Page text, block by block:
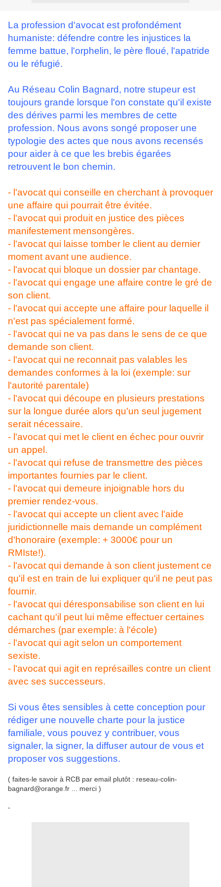
La profession d'avocat est profondément
humaniste: défendre contre les injustices la
femme battue, l'orphelin, le père floué, l'apatride
ou le réfugié.
Au Réseau Colin Bagnard, notre stupeur est
toujours grande lorsque l'on constate qu'il existe
des dérives parmi les membres de cette
profession. Nous avons songé proposer une
typologie des actes que nous avons recensés
pour aider à ce que les brebis égarées
retrouvent le bon chemin.
- l'avocat qui conseille en cherchant à provoquer
une affaire qui pourrait être évitée.
- l'avocat qui produit en justice des pièces
manifestement mensongères.
- l'avocat qui laisse tomber le client au dernier
moment avant une audience.
- l'avocat qui bloque un dossier par chantage.
- l'avocat qui engage une affaire contre le gré de
son client.
- l'avocat qui accepte une affaire pour laquelle il
n'est pas spécialement formé.
- l'avocat qui ne va pas dans le sens de ce que
demande son client.
- l'avocat qui ne reconnait pas valables les
demandes conformes à la loi (exemple: sur
l'autorité parentale)
- l'avocat qui découpe en plusieurs prestations
sur la longue durée alors qu'un seul jugement
serait nécessaire.
- l'avocat qui met le client en échec pour ouvrir
un appel.
- l'avocat qui refuse de transmettre des pièces
importantes fournies par le client.
- l'avocat qui demeure injoignable hors du
premier rendez-vous.
- l'avocat qui accepte un client avec l'aide
juridictionnelle mais demande un complément
d'honoraire (exemple: + 3000€ pour un
RMIste!).
- l'avocat qui demande à son client justement ce
qu'il est en train de lui expliquer qu'il ne peut pas
fournir.
- l'avocat qui déresponsabilise son client en lui
cachant qu'il peut lui même effectuer certaines
démarches (par exemple: à l'école)
- l'avocat qui agit selon un comportement
sexiste.
- l'avocat qui agit en représailles contre un client
avec ses successeurs.
Si vous êtes sensibles à cette conception pour
rédiger une nouvelle charte pour la justice
familiale, vous pouvez y contribuer, vous
signaler, la signer, la diffuser autour de vous et
proposer vos suggestions.
( faites-le savoir à RCB par email plutôt : reseau-colin-
bagnard@orange.fr ... merci )
-